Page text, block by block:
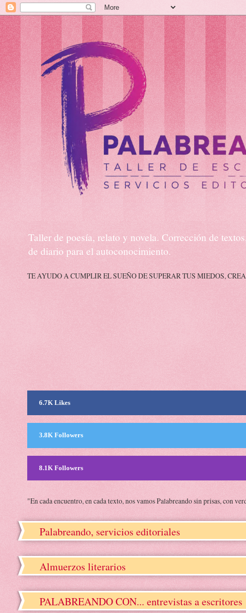
Taller de poesía, relato y novela. Corrección de
de diario para el autoconocimiento.
TE AYUDO A CUMPLIR EL SUEÑO DE SUPERAR TUS MIEDOS,
6.7K Likes
3.8K Followers
8.1K Followers
"En cada encuentro, en cada texto, nos vamos Palabreando sin prisas, con
Palabreando, servicios editoriales
Almuerzos literarios
PALABREANDO CON... entrevistas a escritores